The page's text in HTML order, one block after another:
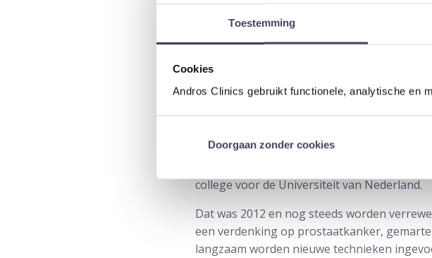
Toestemming
Cookies
Andros Clinics gebruikt functionele, analytische en
Doorgaan zonder cookies
Ik ken professor Jelle Barentsz al vele
prostaatkanker in beeld te brengen. Ik had
gesteld wordt, maar hij legde het haarfijn
En dat doet veel pijn en is nog
Mijn reactie was dat deze methode mij
mij komt doe ik dat met MRI en weet je
of twee naalden nodig om een biopt te
college voor de Universiteit van Nederland.
Dat was 2012 en nog steeds worden
een verdenking op prostaatkanker,
langzaam worden nieuwe technieken